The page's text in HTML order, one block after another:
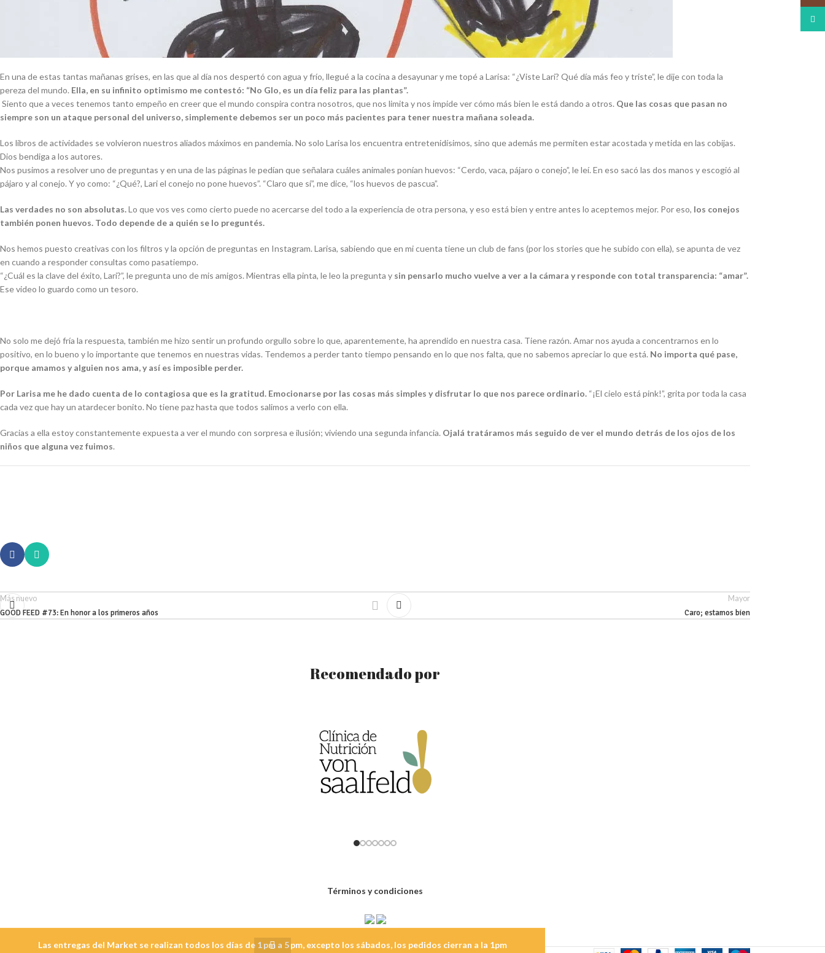
Las entregas del Market se realizan todos los días de 1 pm a 5 pm, excepto los sábados, los pedidos cierran a la 1pm
En una de estas tantas mañanas grises, en las que al día nos despertó con agua y frío, llegué a la cocina a desayunar y me topé a Larisa: “¿Viste Lari? Qué día más feo y triste”, le dije con toda la
pereza del mundo. Ella, en su infinito optimismo me contestó: “No Glo, es un día feliz para las plantas”.
Siento que a veces tenemos tanto empeño en creer que el mundo conspira contra nosotros, que nos limita y nos impide ver cómo más bien le está dando a otros. Que las cosas que pasan no
siempre son un ataque personal del universo, simplemente debemos ser un poco más pacientes para tener nuestra mañana soleada.
Los libros de actividades se volvieron nuestros aliados máximos en pandemia. No solo Larisa los encuentra entretenidísimos, sino que además me permiten estar acostada y metida en las cobijas.
Dios bendiga a los autores.
Nos pusimos a resolver uno de preguntas y en una de las páginas le pedían que señalara cuáles animales ponían huevos: “Cerdo, vaca, pájaro o conejo”, le leí. En eso sacó las dos manos y escogió al
pájaro y al conejo. Y yo como: “¿Qué?, Lari el conejo no pone huevos”. “Claro que sí”, me dice, “los huevos de pascua”.
Las verdades no son absolutas.Lo que vos ves como cierto puede no acercarse del todo a la experiencia de otra persona, y eso está bien y entre antes lo aceptemos mejor. Por eso, los conejos
también ponen huevos. Todo depende de a quién se lo preguntés.
Nos hemos puesto creativas con los filtros y la opción de preguntas en Instagram. Larisa, sabiendo que en mi cuenta tiene un club de fans (por los stories que he subido con ella), se apunta de vez
en cuando a responder consultas como pasatiempo.
“¿Cuál es la clave del éxito, Lari?”, le pregunta uno de mis amigos. Mientras ella pinta, le leo la pregunta y sin pensarlo mucho vuelve a ver a la cámara y responde con total transparencia: “amar”.
Ese video lo guardo como un tesoro.
No solo me dejó fría la respuesta, también me hizo sentir un profundo orgullo sobre lo que, aparentemente, ha aprendido en nuestra casa. Tiene razón. Amar nos ayuda a concentrarnos en lo
positivo, en lo bueno y lo importante que tenemos en nuestras vidas. Tendemos a perder tanto tiempo pensando en lo que nos falta, que no sabemos apreciar lo que está. No importa qué pase,
porque amamos y alguien nos ama, y así es imposible perder.
Por Larisa me he dado cuenta de lo contagiosa que es la gratitud. Emocionarse por las cosas más simples y disfrutar lo que nos parece ordinario. “¡El cielo está pink!”, grita por toda la casa
cada vez que hay un atardecer bonito. No tiene paz hasta que todos salimos a verlo con ella.
Gracias a ella estoy constantemente expuesta a ver el mundo con sorpresa e ilusión; viviendo una segunda infancia. Ojalá tratáramos más seguido de ver el mundo detrás de los ojos de los
niños que alguna vez fuimos.
Más nuevo
GOOD FEED #73: En honor a los primeros años
Mayor
Caro; estamos bien
Recomendado por
Términos y condiciones